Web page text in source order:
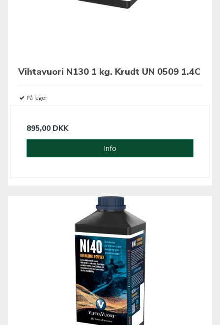
Vihtavuori N130 1 kg. Krudt UN 0509 1.4C
På lager
895,00 DKK
Info